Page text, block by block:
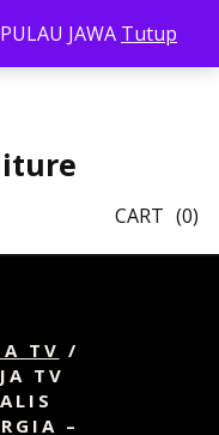
JAWA Tutup
CART (0)
TV /
TV
–